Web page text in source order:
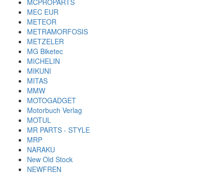
MCPROPARTS
MEC EUR
METEOR
METRAMORFOSIS
METZELER
MG Biketec
MICHELIN
MIKUNI
MITAS
MMW
MOTOGADGET
Motorbuch Verlag
MOTUL
MR PARTS - STYLE
MRP
NARAKU
New Old Stock
NEWFREN